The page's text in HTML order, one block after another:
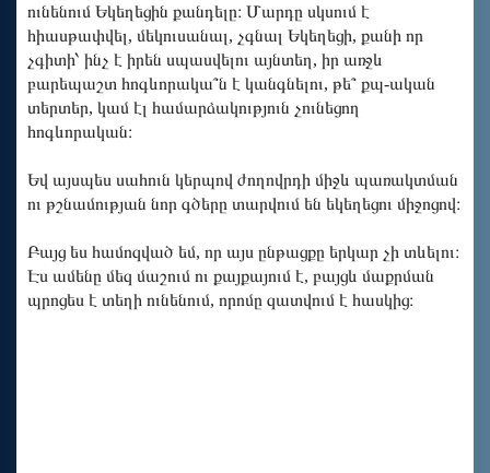
ունենում Եկեղեցին քանդելը։ Մարդը սկսում է
հիասթափվել, մեկուսանալ, չգնալ Եկեղեցի, քանի որ
չգիտի՝ ինչ է իրեն սպասվելու այնտեղ, իր առջև
բարեպաշտ հոգևորակա՞ն է կանգնելու, թե՞ քպ-ական
տերտեր, կամ էլ համարձակություն չունեցող
հոգևորական։
Եվ այսպես սահուն կերպով ժողովրդի միջև պառակտման
ու թշնամության նոր գծերը տարվում են եկեղեցու միջոցով։
Բայց ես համոզված եմ, որ այս ընթացքը երկար չի տևելու։
Էս ամենը մեզ մաշում ու քայքայում է, բայցև մաքրման
պրոցես է տեղի ունենում, որոմը զատվում է հասկից։